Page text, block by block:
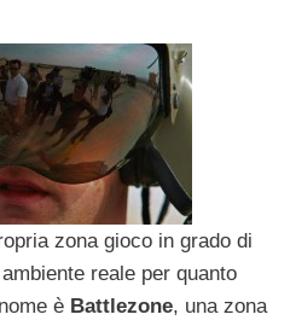
zona gioco in grado di
reale per quanto
è Battlezone, una zona